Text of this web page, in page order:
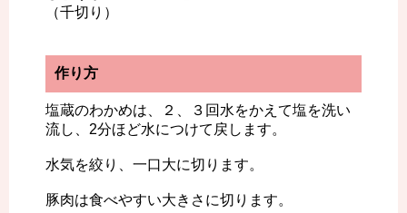
（千切り）
作り方
塩蔵のわかめは、２、３回水をかえて塩を洗い
流し、2分ほど水につけて戻します。
水気を絞り、一口大に切ります。
豚肉は食べやすい大きさに切ります。